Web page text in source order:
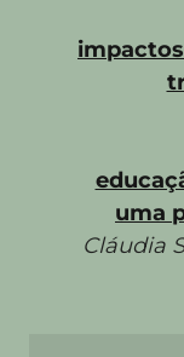
uma
Cláudia